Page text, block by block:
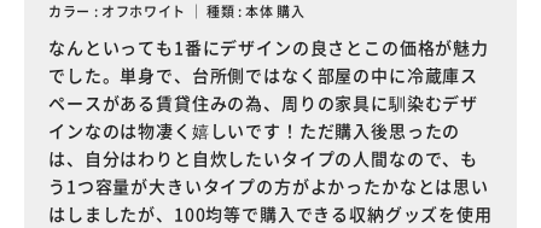
カラー : オフホワイト ｜ 種類 : 本体 購入
なんといっても1番にデザインの良さとこの価格が魅力
でした。単身で、台所側ではなく部屋の中に冷蔵庫ス
ペースがある賃貸住みの為、周りの家具に馴染むデザ
インなのは物凄く嬉しいです！ただ購入後思ったの
は、自分はわりと自炊したいタイプの人間なので、も
う1つ容量が大きいタイプの方がよかったかなとは思い
はしましたが、100均等で購入できる収納グッズを使用